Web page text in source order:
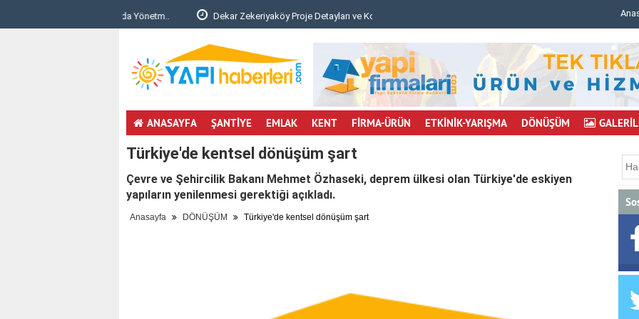
Dekar Zekeriyaköy Proje Detayları ve Konumu..
ANASAYFA ŞANTİYE EMLAK KENT FİRMA-ÜRÜN ETKİNİK-YARIŞMA DÖNÜŞÜM
Türkiye'de kentsel dönüşüm şart
Çevre ve Şehircilik Bakanı Mehmet Özhaseki, deprem ülkesi olan Türkiye'de eskiyen
yapıların yenilenmesi gerektiği açıkladı.
Anasayfa DÖNÜŞÜM Türkiye'de kentsel dönüşüm şart